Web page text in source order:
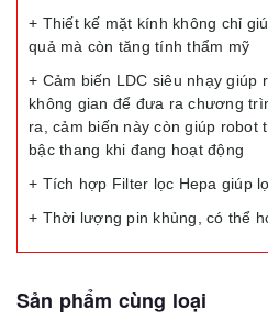
+ Thiết kế mặt kính không chỉ
quả mà còn tăng tính thẩm mỹ
+ Cảm biến LDC siêu nhạy giúp
không gian để đưa ra chương
ra, cảm biến này còn giúp robot
bậc thang khi đang hoạt động
+ Tích hợp Filter lọc Hepa giúp
+ Thời lượng pin khủng, có thể
Sản phẩm cùng loại